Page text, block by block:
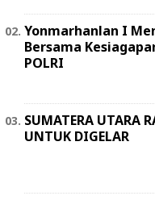
Yonmarhanlan I
Bersama
POLRI
SUMATERA UTARA
UNTUK DIGELAR